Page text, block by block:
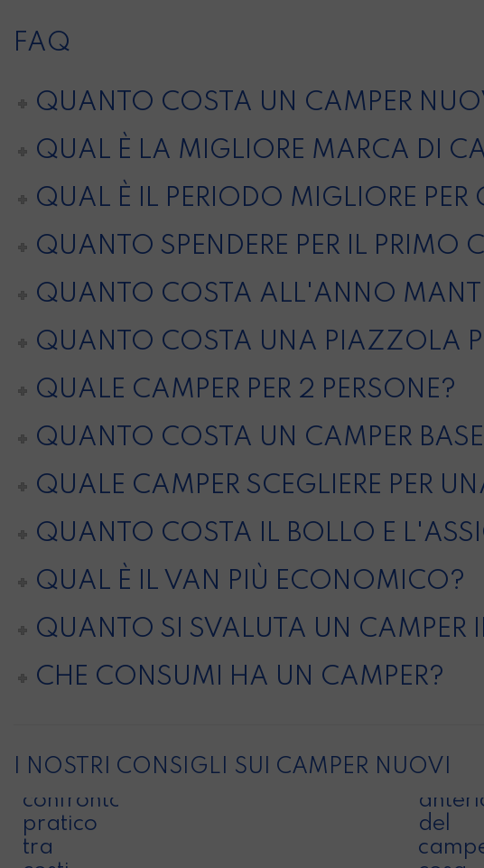
FAQ
QUANTO COSTA UN CAMPER
QUAL È LA MIGLIORE MARCA DI
QUAL È IL PERIODO MIGLIORE PER
QUANTO SPENDERE PER IL PRIMO
QUANTO COSTA ALL'ANNO
QUANTO COSTA UNA PIAZZOLA
QUALE CAMPER PER 2 PERSONE?
QUANTO COSTA UN CAMPER
QUALE CAMPER SCEGLIERE PER
QUANTO COSTA IL BOLLO E
QUAL È IL VAN PIÙ ECONOMICO?
QUANTO SI SVALUTA UN CAMPER
CHE CONSUMI HA UN CAMPER?
I NOSTRI CONSIGLI SUI CAMPER NUOVI
Camper
o hotel:
confronto
pratico
tra
o
e letti
del